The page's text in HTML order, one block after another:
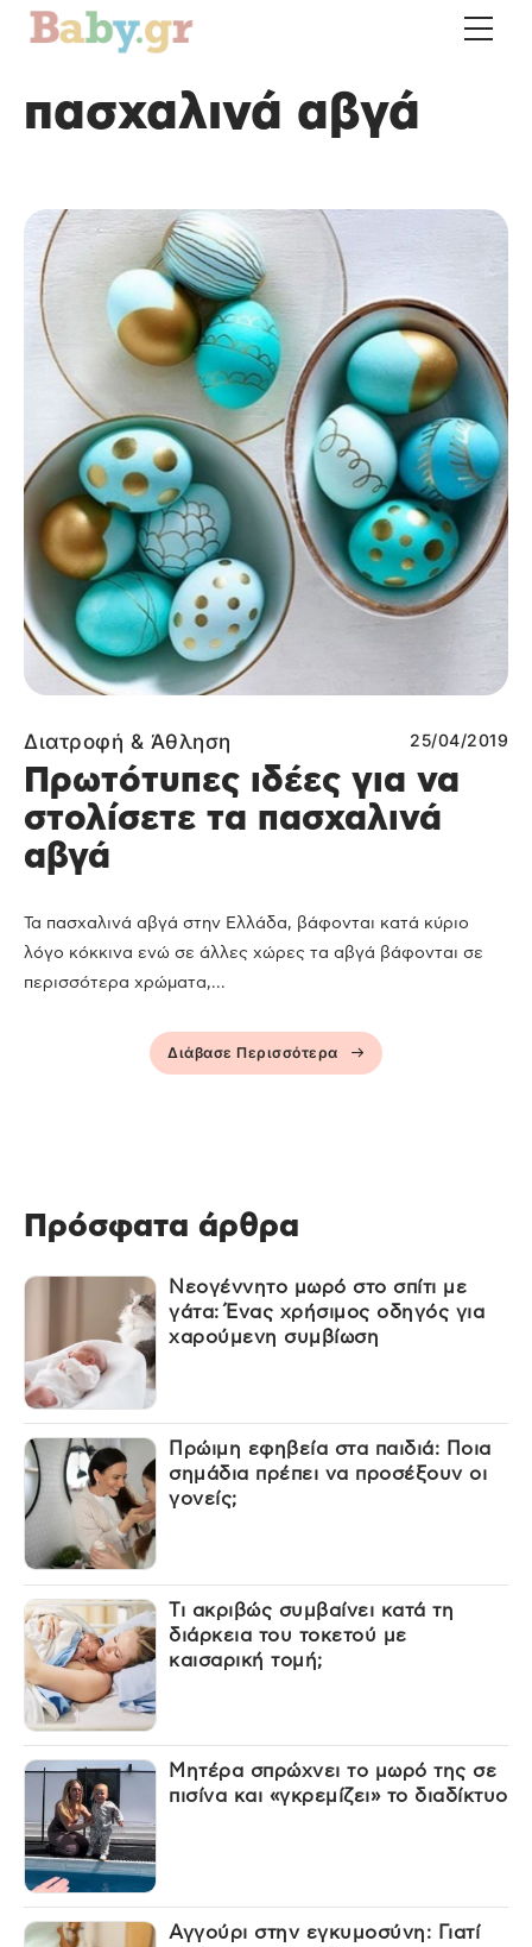
πασχαλινά αβγά
Διατροφή & Άθληση 25/04/2019
Πρωτότυπες ιδέες για να
στολίσετε τα πασχαλινά
αβγά
Τα πασχαλινά αβγά στην Ελλάδα, βάφονται κατά κύριο
λόγο κόκκινα ενώ σε άλλες χώρες τα αβγά βάφονται σε
περισσότερα χρώματα,...
Διάβασε Περισσότερα
Πρόσφατα άρθρα
Νεογέννητο μωρό στο σπίτι με
γάτα: Ένας χρήσιμος οδηγός για
χαρούμενη συμβίωση
Πρώιμη εφηβεία στα παιδιά: Ποια
σημάδια πρέπει να προσέξουν οι
γονείς;
Τι ακριβώς συμβαίνει κατά τη
διάρκεια του τοκετού με
καισαρική τομή;
Μητέρα σπρώχνει το μωρό της σε
πισίνα και «γκρεμίζει» το διαδίκτυο
Αγγούρι στην εγκυμοσύνη: Γιατί